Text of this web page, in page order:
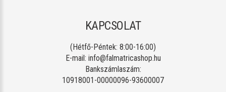
KAPCSOLAT
(Hétfő-Péntek: 8:00-16:00)
E-mail: info@falmatricashop.hu
Bankszámlaszám:
10918001-00000096-93600007